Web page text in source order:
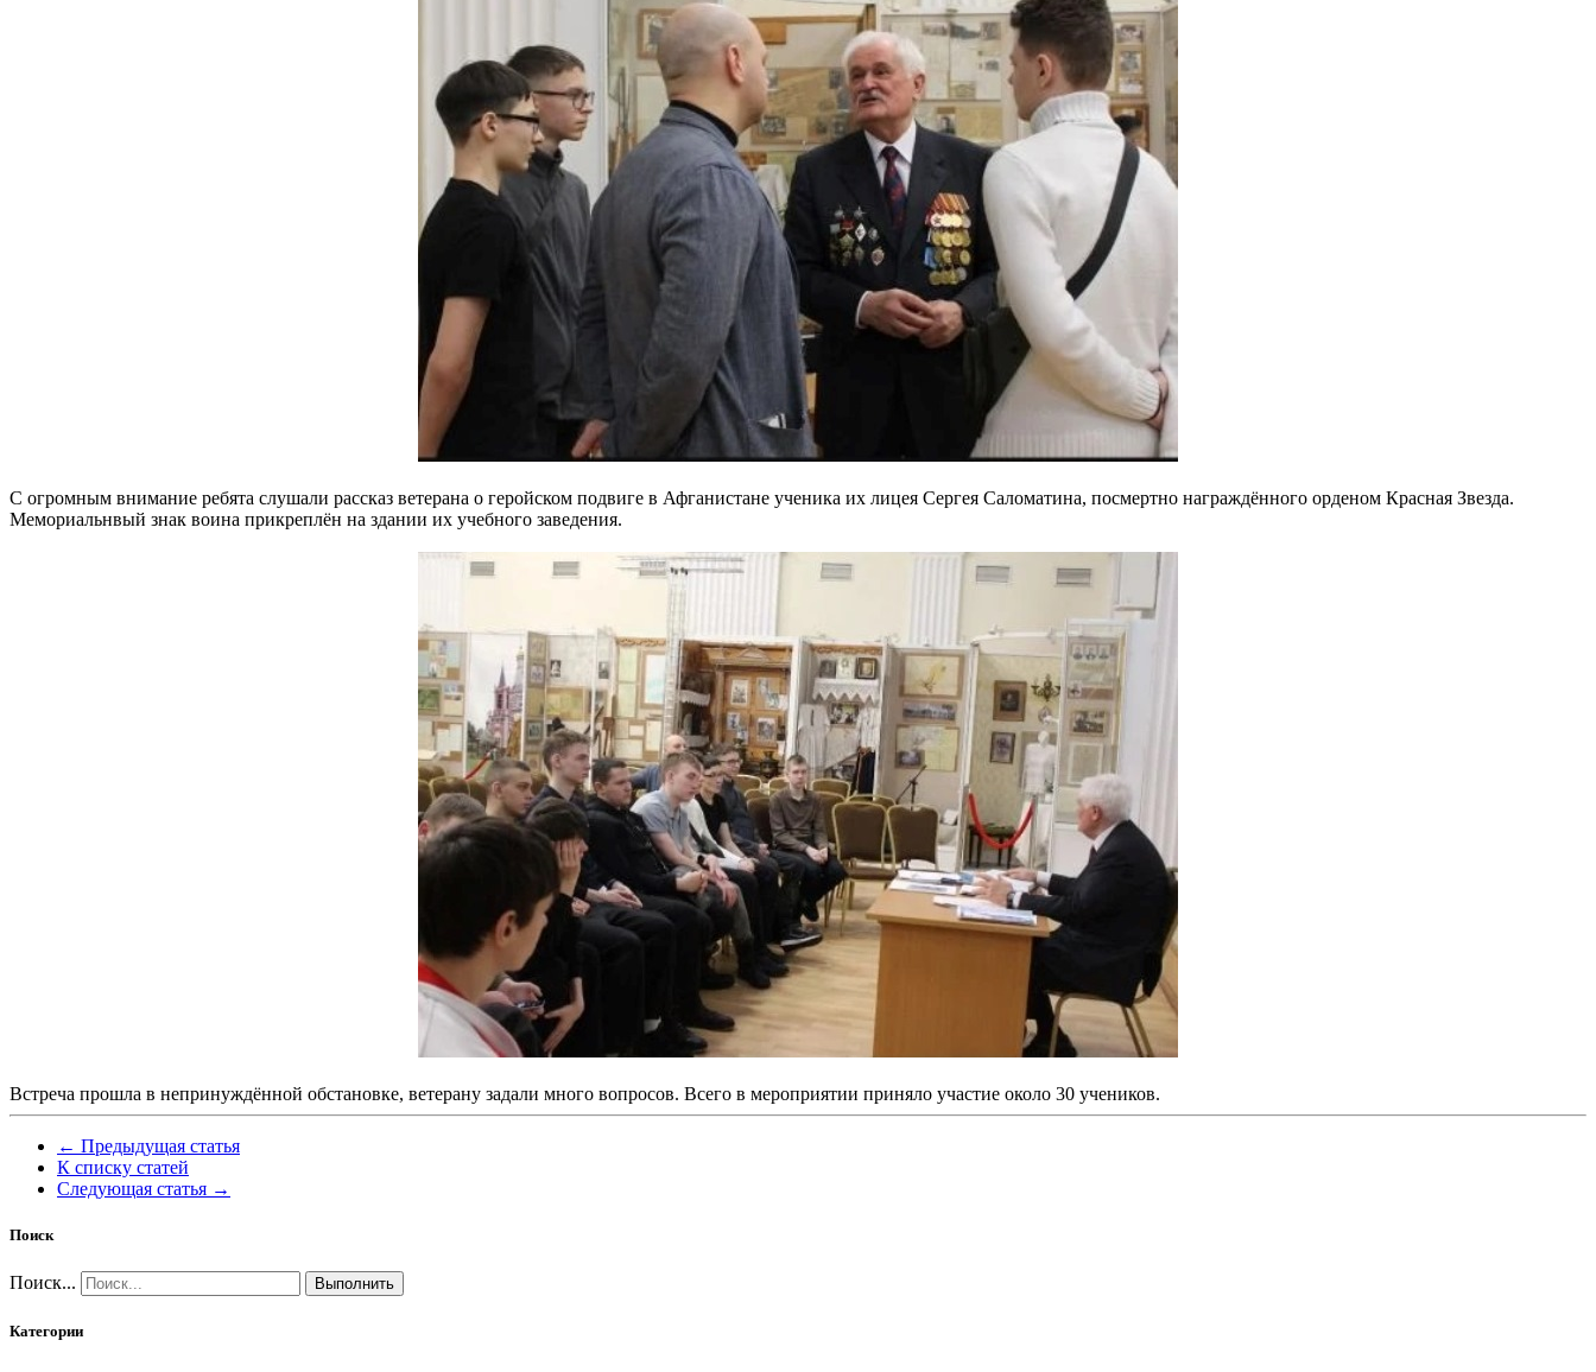
С огромным внимание ребята слушали рассказ ветерана о геройском подвиге в Афганистане ученика их лицея Сергея Саломатина, посмертно награждённого орденом Красная Звезда.
Мемориальнвый знак воина прикреплён на здании их учебного заведения.
Встреча прошла в непринуждённой обстановке, ветерану задали много вопросов. Всего в мероприятии приняло участие около 30 учеников.
← Предыдущая статья
К списку статей
Следующая статья →
Поиск
Поиск... Выполнить
Категории